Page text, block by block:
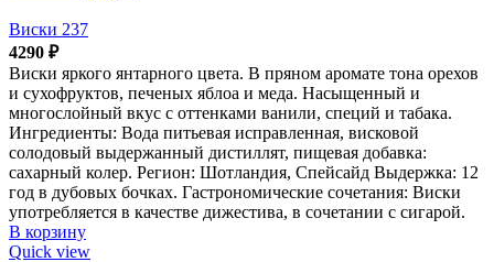
Виски 237
4290 ₽
Виски яркого янтарного цвета. В пряном аромате тона орехов
и сухофруктов, печеных яблоа и меда. Насыщенный и
многослойный вкус с оттенками ванили, специй и табака.
Ингредиенты: Вода питьевая исправленная, висковой
солодовый выдержанный дистиллят, пищевая добавка:
сахарный колер. Регион: Шотландия, Спейсайд Выдержка: 12
год в дубовых бочках. Гастрономические сочетания: Виски
употребляется в качестве дижестива, в сочетании с сигарой.
В корзину
Quick view